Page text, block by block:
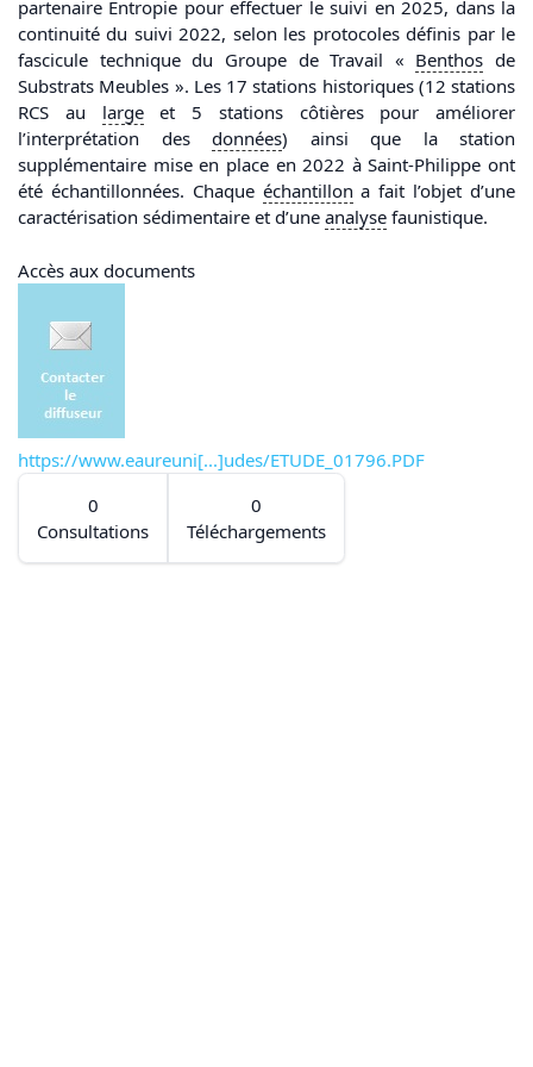
partenaire Entropie pour effectuer le suivi en 2025, dans la
continuité du suivi 2022, selon les protocoles définis par le
fascicule technique du Groupe de Travail « Benthos de
Substrats Meubles ». Les 17 stations historiques (12 stations
RCS au largeet 5 stations côtières pour améliorer
l’interprétation des données) ainsi que la station
supplémentaire mise en place en 2022 à Saint-Philippe ont
été échantillonnées. Chaque échantillon a fait l’objet d’une
caractérisation sédimentaire et d’une analyse faunistique.
Accès aux documents
https://www.eaureuni[...]udes/ETUDE_01796.PDF
0
Consultations
0
Téléchargements